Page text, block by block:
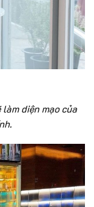
diện mạo của